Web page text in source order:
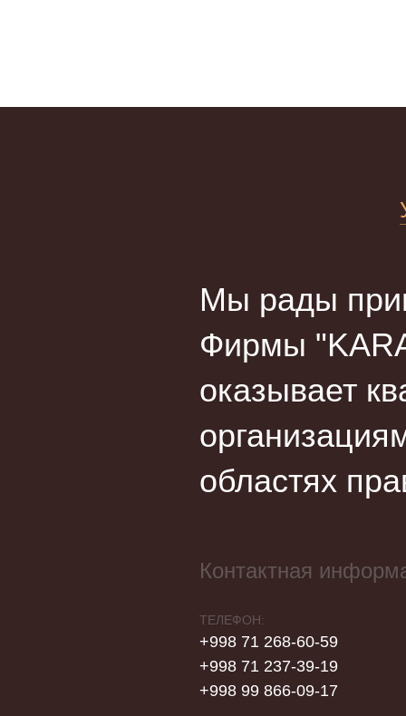
Мы рады
Фирмы
оказывает
областях
Контактная
ТЕЛЕФОН:
+998 71 268-60-59
+998 71 237-39-19
+998 99 866-09-17